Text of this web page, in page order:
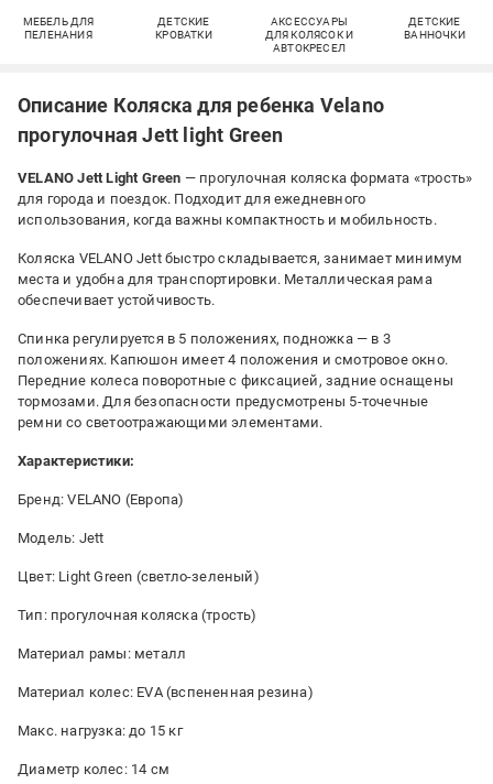
МЕБЕЛЬ ДЛЯ
ПЕЛЕНАНИЯ
ДЕТСКИЕ
КРОВАТКИ
АКСЕССУАРЫ
ДЛЯ КОЛЯСОК И
АВТОКРЕСЕЛ
ДЕТСКИЕ
ВАННОЧКИ
Описание Коляска для ребенка Velano
прогулочная Jett light Green
VELANO Jett Light Green — прогулочная коляска формата «трость»
для города и поездок. Подходит для ежедневного
использования, когда важны компактность и мобильность.
Коляска VELANO Jett быстро складывается, занимает минимум
места и удобна для транспортировки. Металлическая рама
обеспечивает устойчивость.
Спинка регулируется в 5 положениях, подножка — в 3
положениях. Капюшон имеет 4 положения и смотровое окно.
Передние колеса поворотные с фиксацией, задние оснащены
тормозами. Для безопасности предусмотрены 5-точечные
ремни со светоотражающими элементами.
Характеристики:
Бренд: VELANO (Европа)
Модель: Jett
Цвет: Light Green (светло-зеленый)
Тип: прогулочная коляска (трость)
Материал рамы: металл
Материал колес: EVA (вспененная резина)
Макс. нагрузка: до 15 кг
Диаметр колес: 14 см